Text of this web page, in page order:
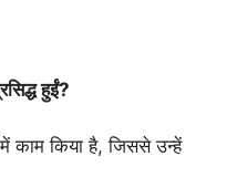
हुईं?
काम किया है, जिससे उन्हें